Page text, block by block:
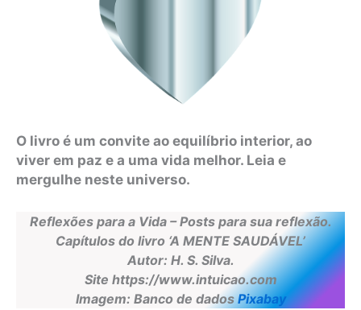
O livro é um convite ao equilíbrio interior, ao
viver em paz e a uma vida melhor. Leia e
mergulhe neste universo.
Reflexões para a Vida – Posts para sua reflexão.
Capítulos do livro ‘A MENTE SAUDÁVEL’
Autor: H. S. Silva.
Site https://www.intuicao.com
Imagem: Banco de dadosPixabay